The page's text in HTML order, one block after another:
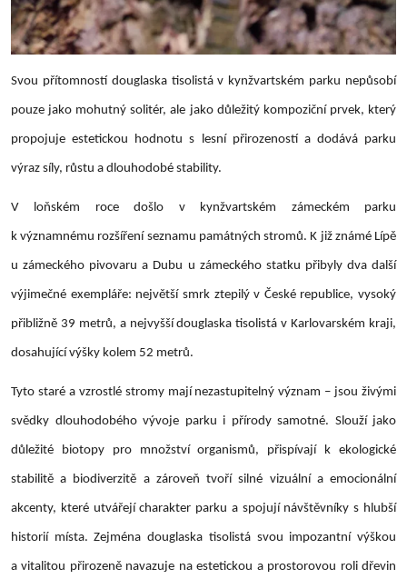
Svou přítomností douglaska tisolistá v kynžvartském parku nepůsobí
pouze jako mohutný solitér, ale jako důležitý kompoziční prvek, který
propojuje estetickou hodnotu s lesní přirozeností a dodává parku
výraz síly, růstu a dlouhodobé stability.
V loňském roce došlo v kynžvartském zámeckém parku
k významnému rozšíření seznamu památných stromů. K již známé Lípě
u zámeckého pivovaru a Dubu u zámeckého statku přibyly dva další
výjimečné exempláře: největší smrk ztepilý v České republice, vysoký
přibližně 39 metrů, a nejvyšší douglaska tisolistá v Karlovarském kraji,
dosahující výšky kolem 52 metrů.
Tyto staré a vzrostlé stromy mají nezastupitelný význam – jsou živými
svědky dlouhodobého vývoje parku i přírody samotné. Slouží jako
důležité biotopy pro množství organismů, přispívají k ekologické
stabilitě a biodiverzitě a zároveň tvoří silné vizuální a emocionální
akcenty, které utvářejí charakter parku a spojují návštěvníky s hlubší
historií místa. Zejména douglaska tisolistá svou impozantní výškou
a vitalitou přirozeně navazuje na estetickou a prostorovou roli dřevin